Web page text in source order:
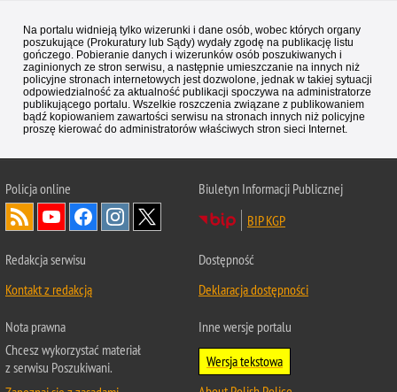
Na portalu widnieją tylko wizerunki i dane osób, wobec których organy
poszukujące (Prokuratury lub Sądy) wydały zgodę na publikację listu
gończego. Pobieranie danych i wizerunków osób poszukiwanych i
zaginionych ze stron serwisu, a następnie umieszczanie na innych niż
policyjne stronach internetowych jest dozwolone, jednak w takiej sytuacji
odpowiedzialność za aktualność publikacji spoczywa na administratorze
publikującego portalu. Wszelkie roszczenia związane z publikowaniem
bądź kopiowaniem zawartości serwisu na stronach innych niż policyjne
proszę kierować do administratorów właściwych stron sieci Internet.
Policjaonline
Biuletyn Informacji Publicznej
BIP KGP
Redakcja serwisu
Kontakt z redakcją
Dostępność
Deklaracja dostępności
Nota prawna
Chcesz wykorzystać materiał
z serwisu Poszukiwani.
Inne wersje portalu
Wersja tekstowa